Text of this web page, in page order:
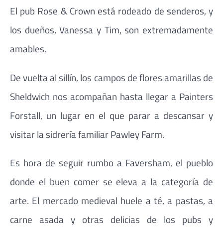
El pub Rose & Crown está rodeado de senderos, y
los dueños, Vanessa y Tim, son extremadamente
amables.
De vuelta al sillín, los campos de flores amarillas de
Sheldwich nos acompañan hasta llegar a Painters
Forstall, un lugar en el que parar a descansar y
visitar la sidrería familiar Pawley Farm.
Es hora de seguir rumbo a Faversham, el pueblo
donde el buen comer se eleva a la categoría de
arte. El mercado medieval huele a té, a pastas, a
carne asada y otras delicias de los pubs y